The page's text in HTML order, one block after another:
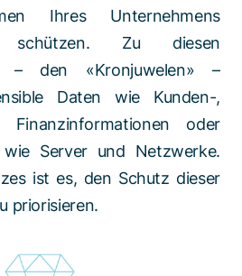
Ihres Unternehmens
Zu diesen
– den «Kronjuwelen» –
Daten wie Kunden-,
Finanzinformationen oder
Server und Netzwerke.
ist es, den Schutz dieser
priorisieren.